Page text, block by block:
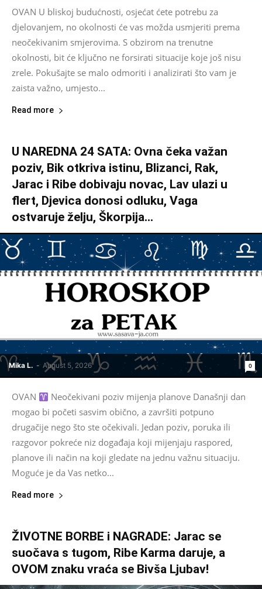
OVAN U bliskoj budućnosti, osjećat ćete potrebu za
djelovanjem, no okolnosti će vas možda usmjeriti prema
neočekivanim smjerovima. S obzirom na trenutne
okolnosti, bit će ključno ne forsirati situacije koje još nisu
zrele. Pokušajte se malo odmoriti i analizirati što vam je
zaista važno, umjesto...
Read more
U NAREDNA 24 SATA: Ovna čeka važan
poziv, Bik otkriva istinu, Blizanci, Rak,
Jarac i Ribe dobivaju novac, Lav ulazi u
flert, Djevica donosi odluku, Vaga
ostvaruje želju, Škorpija...
Mika L. - August 5, 2026 0
OVAN
Neočekivani poziv mijenja planove Današnji dan
mogao bi početi sasvim obično, a završiti potpuno
drugačije nego što ste očekivali. Jedan poziv, poruka ili
razgovor pokreće niz događaja koji mijenjaju raspored,
planove ili način na koji gledate na jednu važnu situaciju.
Moguće je da Vas netko...
Read more
ŽIVOTNE BORBE i NAGRADE: Jarac se
suočava s tugom, Ribe Karma daruje, a
OVOM znaku vraća se Bivša Ljubav!